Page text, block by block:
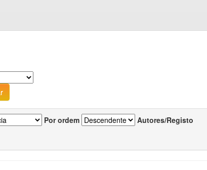
Por ordem Autores/Registo